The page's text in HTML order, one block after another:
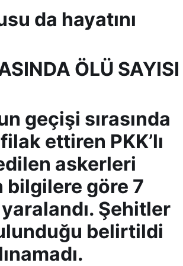
da hayatını
ÖLÜ SAYISI
geçişi sırasında
ettiren PKK’lı
askerleri
bilgilere göre 7
Şehitler
belirtildi